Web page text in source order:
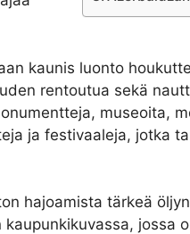
kaunis luonto
rentoutua sekä
museoita,
ja festivaaleja, jotka
hajoamista tärkeä
jossa